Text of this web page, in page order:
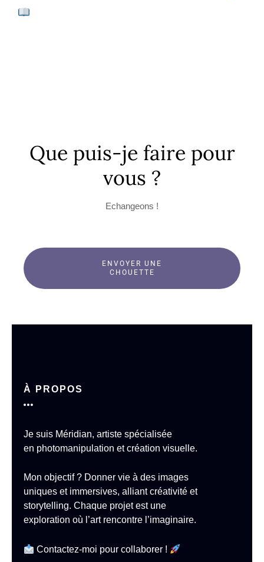
Que puis-je faire pour
vous ?
Echangeons !
ENVOYER UNE
CHOUETTE
À PROPOS
Je suis Méridian, artiste spécialisée
en photomanipulation et création visuelle.
Mon objectif ? Donner vie à des images
uniques et immersives, alliant créativité et
storytelling. Chaque projet est une
exploration où l’art rencontre l’imaginaire.
Contactez-moi pour collaborer !